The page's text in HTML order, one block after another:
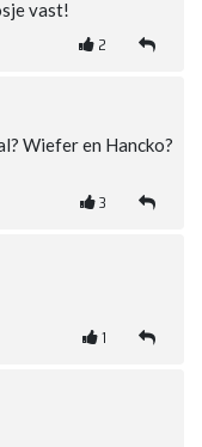
vast!
2
Wiefer en Hancko?
3
1